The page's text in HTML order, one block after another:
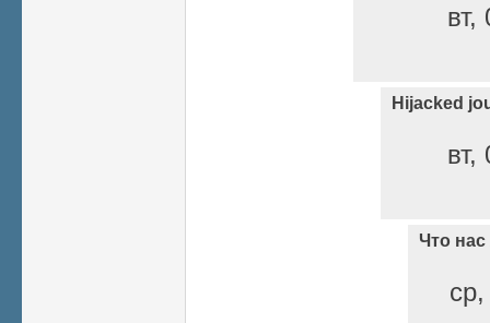
Hijacked
Что